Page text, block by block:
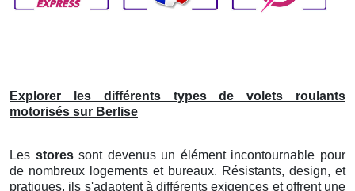
Explorer les différents types de volets roulants
motorisés sur Berlise
Les storessont devenus un élément incontournable pour
de nombreux logements et bureaux. Résistants, design, et
pratiques, ils s'adaptent à différents exigences et offrent une